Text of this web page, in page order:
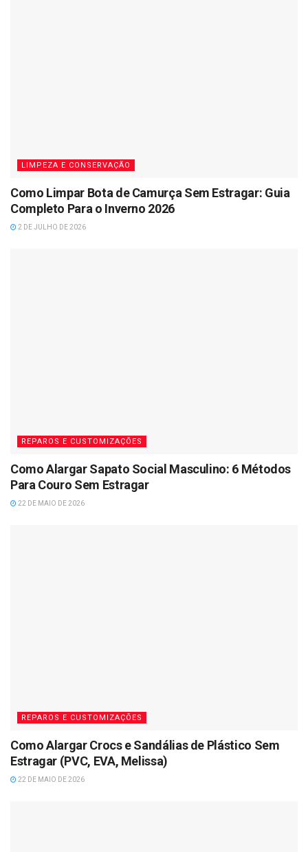
LIMPEZA E CONSERVAÇÃO
Como Limpar Bota de Camurça Sem Estragar: Guia
Completo Para o Inverno 2026
2 DE JULHO DE 2026
REPAROS E CUSTOMIZAÇÕES
Como Alargar Sapato Social Masculino: 6 Métodos
Para Couro Sem Estragar
22 DE MAIO DE 2026
REPAROS E CUSTOMIZAÇÕES
Como Alargar Crocs e Sandálias de Plástico Sem
Estragar (PVC, EVA, Melissa)
22 DE MAIO DE 2026